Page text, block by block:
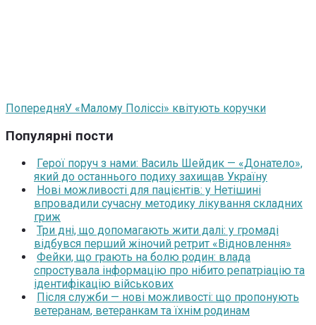
ПопередняУ «Малому Поліссі» квітують коручки
Популярні пости
Герої поруч з нами: Василь Шейдик — «Донатело»,
який до останнього подиху захищав Україну
Нові можливості для пацієнтів: у Нетішині
впровадили сучасну методику лікування складних
гриж
Три дні, що допомагають жити далі: у громаді
відбувся перший жіночий ретрит «Відновлення»
Фейки, що грають на болю родин: влада
спростувала інформацію про нібито репатріацію та
ідентифікацію військових
Після служби — нові можливості: що пропонують
ветеранам, ветеранкам та їхнім родинам